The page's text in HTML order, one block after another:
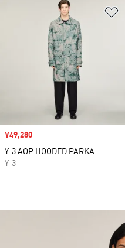
セール価格
¥49,280
Y-3 AOP HOODED PARKA
Y-3